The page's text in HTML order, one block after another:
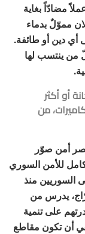
مضادّاً بغاية
مموّلٌ بدماء
أي دين أو طائفة.
من ينتسب لها
أو أكثر
من
أمن صوّر
للأمن السوري
السوريين منذ
يدرس من
على تنمية
أن تكون مقاطع